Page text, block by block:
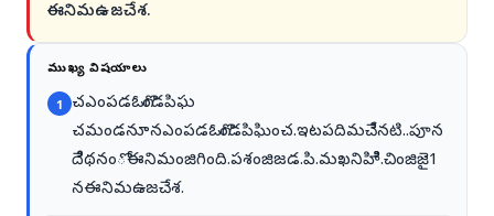
ఈనిమఉజచేశ.
ముఖ్య విషయాలు
1
చఎంపడఓగొండపిఘ
చమండనూనఎంపడఓగొండపిఘించ.ఇటపదిమచేినటి..పూన
దేిథనంోఈనిమంజిగింది.పశంజిజడ.పి.మఖనిహిిి.చింజిజై1
నఈనిమఉజచేశ.